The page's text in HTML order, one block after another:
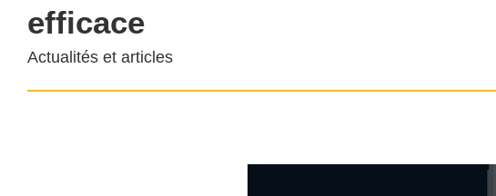
efficace
Actualités et articles